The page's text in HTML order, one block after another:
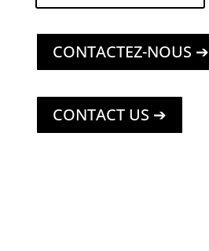
CONTACTEZ-NOUS ➔
CONTACT US ➔